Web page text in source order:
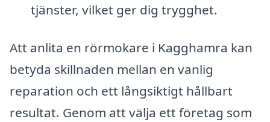
tjänster, vilket ger dig trygghet.
Att anlita en rörmokare i Kagghamra kan
betyda skillnaden mellan en vanlig
reparation och ett långsiktigt hållbart
resultat. Genom att välja ett företag som